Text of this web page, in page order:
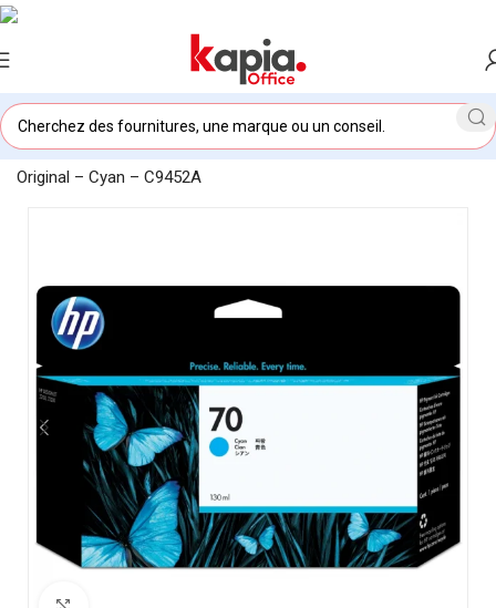
Accueil/KAPIA OFFICE MAROC/Cartouche Hp 70 130 Ml
Original – Cyan – C9452A